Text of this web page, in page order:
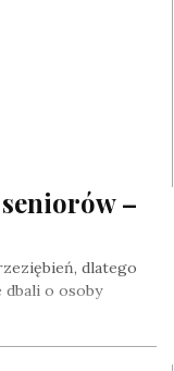
–
dlatego
dbali o osoby